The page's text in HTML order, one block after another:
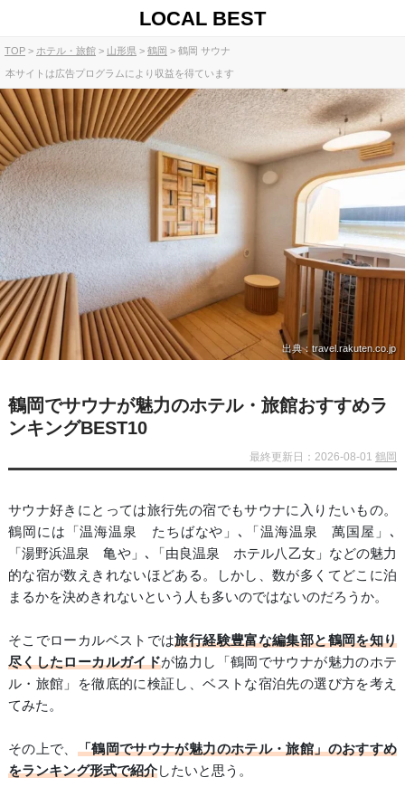
LOCAL BEST
TOP ホテル・旅館 山形県 鶴岡 鶴岡 サウナ
本サイトは広告プログラムにより収益を得ています
出典：travel.rakuten.co.jp
鶴岡でサウナが魅力のホテル・旅館おすすめラ
ンキングBEST10
最終更新日：2026-08-01鶴岡
サウナ好きにとっては旅行先の宿でもサウナに入りたいもの。
鶴岡には「温海温泉 たちばなや」､「温海温泉 萬国屋」､
「湯野浜温泉 亀や」､「由良温泉 ホテル八乙女」などの魅力
的な宿が数えきれないほどある。しかし、数が多くてどこに泊
まるかを決めきれないという人も多いのではないのだろうか。
そこでローカルベストでは旅行経験豊富な編集部と鶴岡を知り
尽くしたローカルガイドが協力し「鶴岡でサウナが魅力のホテ
ル・旅館」を徹底的に検証し、ベストな宿泊先の選び方を考え
てみた。
その上で、 「鶴岡でサウナが魅力のホテル・旅館」のおすすめ
をランキング形式で紹介したいと思う。